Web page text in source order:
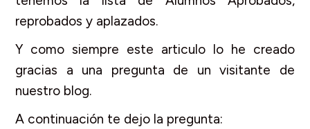
reprobados y aplazados.
Y como siempre este articulo lo he creado
gracias a una pregunta de un visitante de
nuestro blog.
A continuación te dejo la pregunta: